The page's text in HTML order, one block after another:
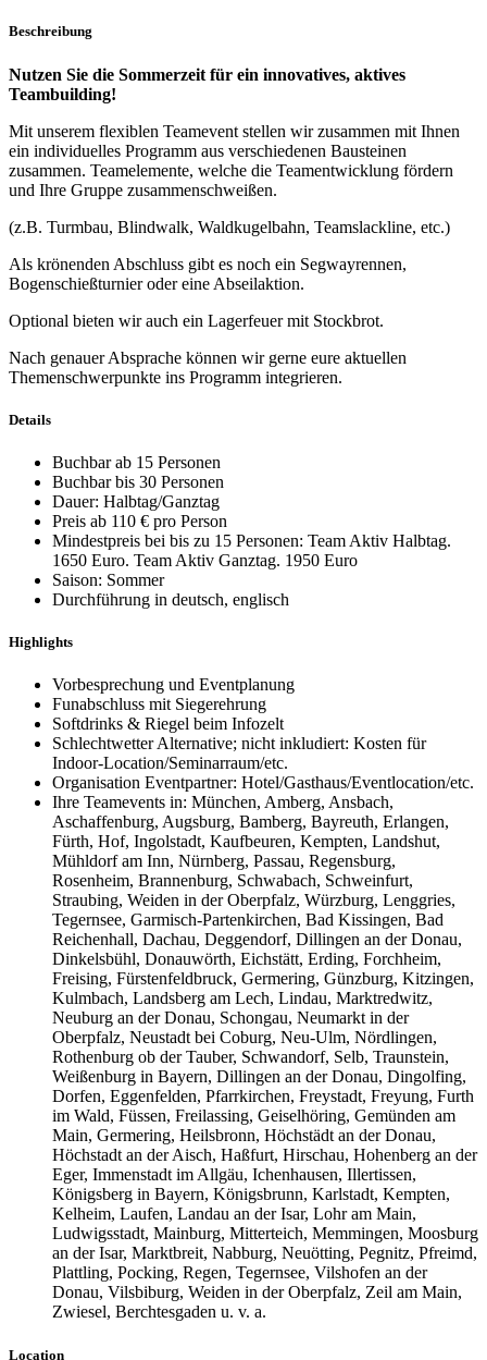
Beschreibung
Nutzen Sie die Sommerzeit für ein innovatives, aktives
Teambuilding!
Mit unserem flexiblen Teamevent stellen wir zusammen mit Ihnen
ein individuelles Programm aus verschiedenen Bausteinen
zusammen. Teamelemente, welche die Teamentwicklung fördern
und Ihre Gruppe zusammenschweißen.
(z.B. Turmbau, Blindwalk, Waldkugelbahn, Teamslackline, etc.)
Als krönenden Abschluss gibt es noch ein Segwayrennen,
Bogenschießturnier oder eine Abseilaktion.
Optional bieten wir auch ein Lagerfeuer mit Stockbrot.
Nach genauer Absprache können wir gerne eure aktuellen
Themenschwerpunkte ins Programm integrieren.
Details
Buchbar ab 15 Personen
Buchbar bis 30 Personen
Dauer: Halbtag/Ganztag
Preis ab 110 € pro Person
Mindestpreis bei bis zu 15 Personen: Team Aktiv Halbtag.
1650 Euro. Team Aktiv Ganztag. 1950 Euro
Saison: Sommer
Durchführung in deutsch, englisch
Highlights
Vorbesprechung und Eventplanung
Funabschluss mit Siegerehrung
Softdrinks & Riegel beim Infozelt
Schlechtwetter Alternative; nicht inkludiert: Kosten für
Indoor-Location/Seminarraum/etc.
Organisation Eventpartner: Hotel/Gasthaus/Eventlocation/etc.
Ihre Teamevents in: München, Amberg, Ansbach,
Aschaffenburg, Augsburg, Bamberg, Bayreuth, Erlangen,
Fürth, Hof, Ingolstadt, Kaufbeuren, Kempten, Landshut,
Mühldorf am Inn, Nürnberg, Passau, Regensburg,
Rosenheim, Brannenburg, Schwabach, Schweinfurt,
Straubing, Weiden in der Oberpfalz, Würzburg, Lenggries,
Tegernsee, Garmisch-Partenkirchen, Bad Kissingen, Bad
Reichenhall, Dachau, Deggendorf, Dillingen an der Donau,
Dinkelsbühl, Donauwörth, Eichstätt, Erding, Forchheim,
Freising, Fürstenfeldbruck, Germering, Günzburg, Kitzingen,
Kulmbach, Landsberg am Lech, Lindau, Marktredwitz,
Neuburg an der Donau, Schongau, Neumarkt in der
Oberpfalz, Neustadt bei Coburg, Neu-Ulm, Nördlingen,
Rothenburg ob der Tauber, Schwandorf, Selb, Traunstein,
Weißenburg in Bayern, Dillingen an der Donau, Dingolfing,
Dorfen, Eggenfelden, Pfarrkirchen, Freystadt, Freyung, Furth
im Wald, Füssen, Freilassing, Geiselhöring, Gemünden am
Main, Germering, Heilsbronn, Höchstädt an der Donau,
Höchstadt an der Aisch, Haßfurt, Hirschau, Hohenberg an der
Eger, Immenstadt im Allgäu, Ichenhausen, Illertissen,
Königsberg in Bayern, Königsbrunn, Karlstadt, Kempten,
Kelheim, Laufen, Landau an der Isar, Lohr am Main,
Ludwigsstadt, Mainburg, Mitterteich, Memmingen, Moosburg
an der Isar, Marktbreit, Nabburg, Neuötting, Pegnitz, Pfreimd,
Plattling, Pocking, Regen, Tegernsee, Vilshofen an der
Donau, Vilsbiburg, Weiden in der Oberpfalz, Zeil am Main,
Zwiesel, Berchtesgaden u. v. a.
Location